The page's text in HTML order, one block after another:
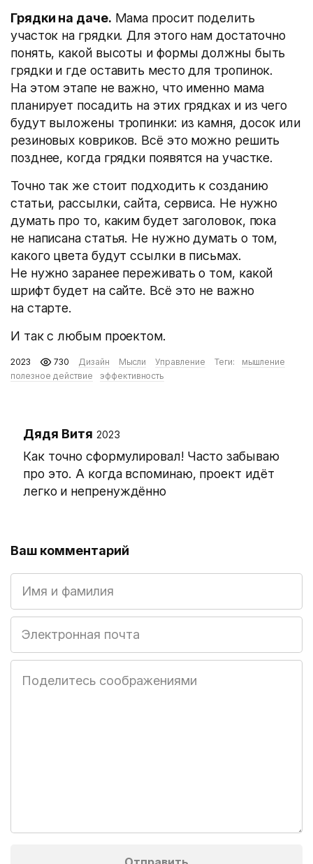
Грядки на даче. Мама просит поделить
участок на грядки. Для этого нам достаточно
понять, какой высоты и формы должны быть
грядки и где оставить место для тропинок.
На этом этапе не важно, что именно мама
планирует посадить на этих грядках и из чего
будут выложены тропинки: из камня, досок или
резиновых ковриков. Всё это можно решить
позднее, когда грядки появятся на участке.
Точно так же стоит подходить к созданию
статьи, рассылки, сайта, сервиса. Не нужно
думать про то, каким будет заголовок, пока
не написана статья. Не нужно думать о том,
какого цвета будут ссылки в письмах.
Не нужно заранее переживать о том, какой
шрифт будет на сайте. Всё это не важно
на старте.
И так с любым проектом.
2023 730 Дизайн Мысли Управление Теги:
мышление
полезное действие
эффективность
Дядя Витя 2023
Как точно сформулировал! Часто забываю
про это. А когда вспоминаю, проект идёт
легко и непренуждённо
Ваш комментарий